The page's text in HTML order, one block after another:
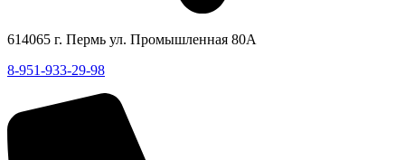
614065 г. Пермь ул. Промышленная 80А
8-951-933-29-98